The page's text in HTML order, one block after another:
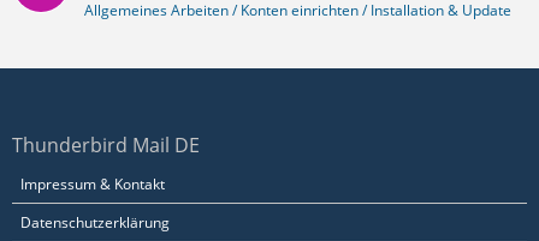
Allgemeines Arbeiten / Konten einrichten / Installation & Update
Thunderbird Mail DE
Impressum & Kontakt
Datenschutzerklärung